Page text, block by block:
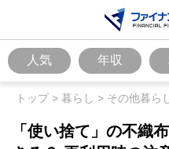
人気 年収
トップ> 暮らし > その他暮らし
「使い捨て」の不織